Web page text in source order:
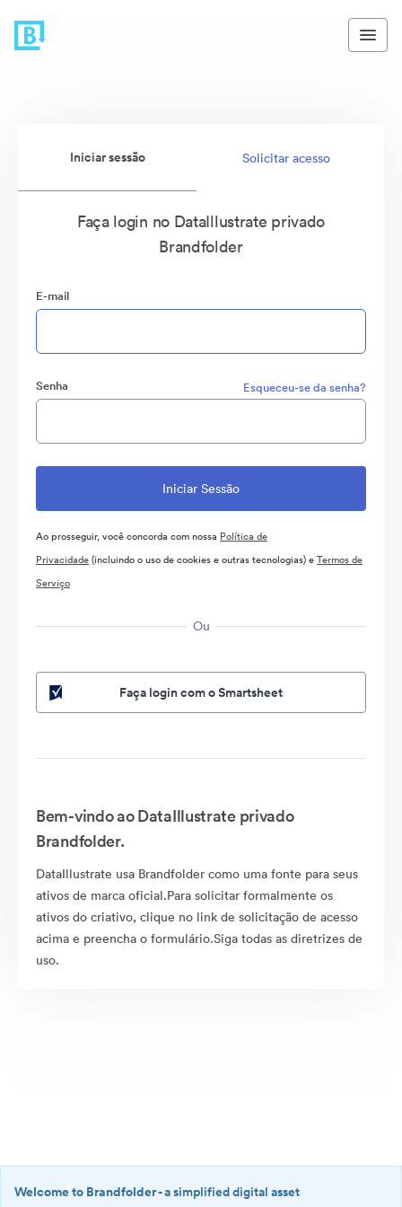
Iniciar sessão Solicitar acesso
Faça login no DataIllustrate privado
Brandfolder
E-mail
Senha Esqueceu-se da senha?
Ao prosseguir, você concorda com nossa Política de
Privacidade(incluindo o uso de cookies e outras tecnologias) eTermos de
Serviço
Ou
Faça login com o Smartsheet
Bem-vindo ao DataIllustrate privado
Brandfolder.
DataIllustrate usa Brandfolder como uma fonte para seus
ativos de marca oficial.Para solicitar formalmente os
ativos do criativo, clique no link de solicitação de acesso
acima e preencha o formulário.Siga todas as diretrizes de
uso.
Welcome to Brandfolder- a simplified digital asset